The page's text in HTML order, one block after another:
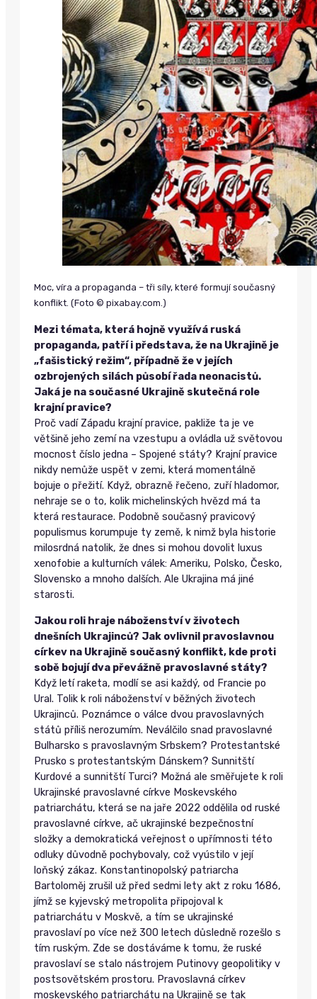
Moc, víra a propaganda – tři síly, které formují současný
konflikt. (Foto © pixabay.com.)
Mezi témata, která hojně využívá ruská
propaganda, patří i představa, že na Ukrajině je
„fašistický režim“, případně že v jejích
ozbrojených silách působí řada neonacistů.
Jaká je na současné Ukrajině skutečná role
krajní pravice?
Proč vadí Západu krajní pravice, pakliže ta je ve
většině jeho zemí na vzestupu a ovládla už světovou
mocnost číslo jedna – Spojené státy? Krajní pravice
nikdy nemůže uspět v zemi, která momentálně
bojuje o přežití. Když, obrazně řečeno, zuří hladomor,
nehraje se o to, kolik michelinských hvězd má ta
která restaurace. Podobně současný pravicový
populismus korumpuje ty země, k nimž byla historie
milosrdná natolik, že dnes si mohou dovolit luxus
xenofobie a kulturních válek: Ameriku, Polsko, Česko,
Slovensko a mnoho dalších. Ale Ukrajina má jiné
starosti.
Jakou roli hraje náboženství v životech
dnešních Ukrajinců? Jak ovlivnil pravoslavnou
církev na Ukrajině současný konflikt, kde proti
sobě bojují dva převážně pravoslavné státy?
Když letí raketa, modlí se asi každý, od Francie po
Ural. Tolik k roli náboženství v běžných životech
Ukrajinců. Poznámce o válce dvou pravoslavných
států příliš nerozumím. Neválčilo snad pravoslavné
Bulharsko s pravoslavným Srbskem? Protestantské
Prusko s protestantským Dánskem? Sunnitští
Kurdové a sunnitští Turci? Možná ale směřujete k roli
Ukrajinské pravoslavné církve Moskevského
patriarchátu, která se na jaře 2022 oddělila od ruské
pravoslavné církve, ač ukrajinské bezpečnostní
složky a demokratická veřejnost o upřímnosti této
odluky důvodně pochybovaly, což vyústilo v její
loňský zákaz. Konstantinopolský patriarcha
Bartoloměj zrušil už před sedmi lety akt z roku 1686,
jímž se kyjevský metropolita připojoval k
patriarchátu v Moskvě, a tím se ukrajinské
pravoslaví po více než 300 letech důsledně rozešlo s
tím ruským. Zde se dostáváme k tomu, že ruské
pravoslaví se stalo nástrojem Putinovy geopolitiky v
postsovětském prostoru. Pravoslavná církev
moskevského patriarchátu na Ukrajině se tak